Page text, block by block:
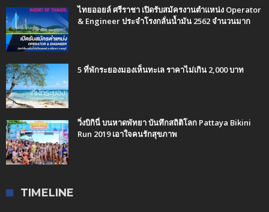
ไทยออยล์ ศรีราชา เปิดรับสมัครงานตำแหน่ง Operator
& Engineer ประจำโรงกลั่นน้ำมัน 2562 จำนวนมาก
5 ที่พักระยองมองเห็นทะเล ราคาไม่เกิน 2,000 บาท
วิ่งบิกินี่ บนหาดพัทยา บันทึกสถิติโลก Pattaya Bikini
Run 2019 เอาใจคนรักสุขภาพ
TIMELINE